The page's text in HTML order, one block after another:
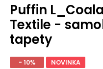
Puffin
Textile -
tapety
- 10% NOVINKA